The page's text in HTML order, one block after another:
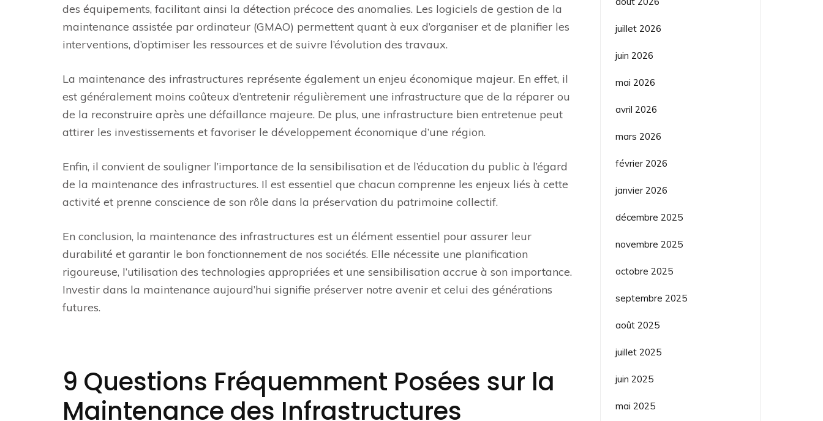
des équipements, facilitant ainsi la détection précoce des anomalies. Les logiciels de gestion de la
maintenance assistée par ordinateur (GMAO) permettent quant à eux d’organiser et de planifier les
interventions, d’optimiser les ressources et de suivre l’évolution des travaux.
La maintenance des infrastructures représente également un enjeu économique majeur. En effet, il
est généralement moins coûteux d’entretenir régulièrement une infrastructure que de la réparer ou
de la reconstruire après une défaillance majeure. De plus, une infrastructure bien entretenue peut
attirer les investissements et favoriser le développement économique d’une région.
Enfin, il convient de souligner l’importance de la sensibilisation et de l’éducation du public à l’égard
de la maintenance des infrastructures. Il est essentiel que chacun comprenne les enjeux liés à cette
activité et prenne conscience de son rôle dans la préservation du patrimoine collectif.
En conclusion, la maintenance des infrastructures est un élément essentiel pour assurer leur
durabilité et garantir le bon fonctionnement de nos sociétés. Elle nécessite une planification
rigoureuse, l’utilisation des technologies appropriées et une sensibilisation accrue à son importance.
Investir dans la maintenance aujourd’hui signifie préserver notre avenir et celui des générations
futures.
9 Questions Fréquemment Posées sur la
Maintenance des Infrastructures
juillet 2026
juin 2026
mai 2026
avril 2026
mars 2026
février 2026
janvier 2026
décembre 2025
novembre 2025
octobre 2025
septembre 2025
août 2025
juillet 2025
juin 2025
mai 2025